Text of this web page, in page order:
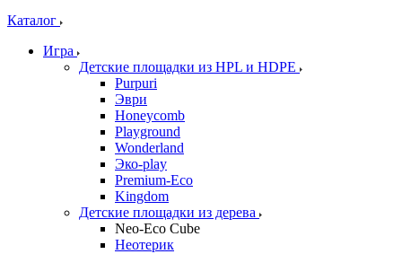
Каталог
Игра
Детские площадки из HPL и HDPE
Purpuri
Эври
Honeycomb
Playground
Wonderland
Эко-play
Premium-Eco
Kingdom
Детские площадки из дерева
Neo-Eco Cube
Неотерик